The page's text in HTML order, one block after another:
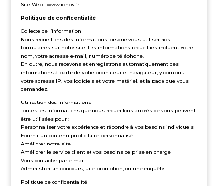
Site Web : www.ionos.fr
Politique de confidentialité
Collecte de l’information
Nous recueillons des informations lorsque vous utiliser nos
formulaires sur notre site. Les informations recueillies incluent votre
nom, votre adresse e-mail, numéro de téléphone.
En outre, nous recevons et enregistrons automatiquement des
informations à partir de votre ordinateur et navigateur, y compris
votre adresse IP, vos logiciels et votre matériel, et la page que vous
demandez.
Utilisation des informations
Toutes les informations que nous recueillons auprès de vous peuvent
être utilisées pour :
Personnaliser votre expérience et répondre à vos besoins individuels
Fournir un contenu publicitaire personnalisé
Améliorer notre site
Améliorer le service client et vos besoins de prise en charge
Vous contacter par e-mail
Administrer un concours, une promotion, ou une enquête
Politique de confidentialité